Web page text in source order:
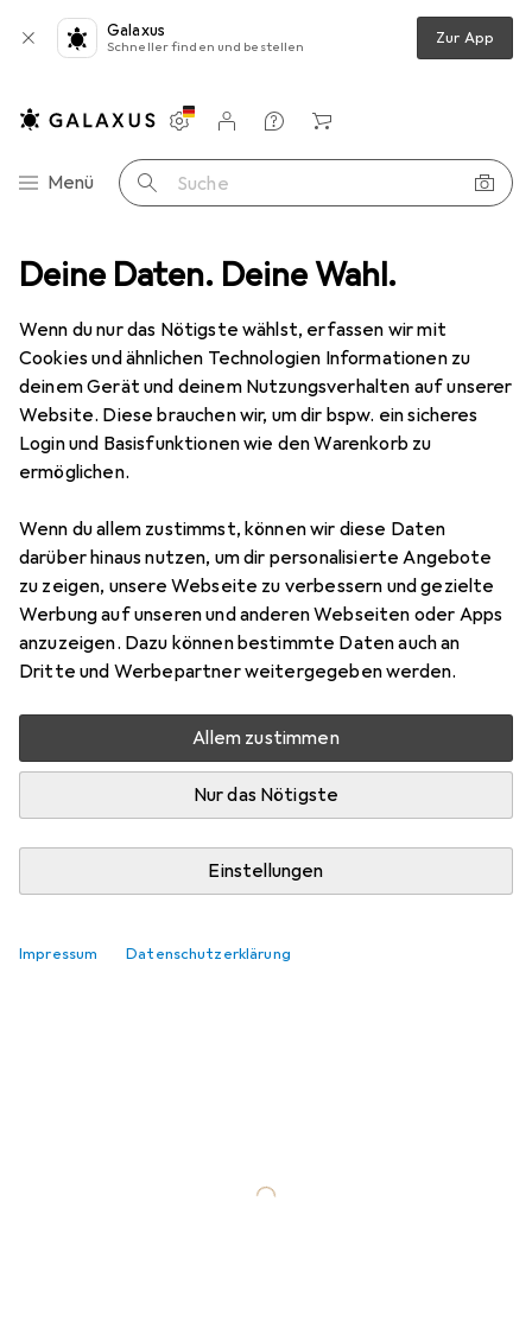
Deine Daten. Deine Wahl.
Wenn du nur das Nötigste wählst, erfassen wir mit
Cookies und ähnlichen Technologien Informationen zu
deinem Gerät und deinem Nutzungsverhalten auf unserer
Website. Diese brauchen wir, um dir bspw. ein sicheres
Login und Basisfunktionen wie den Warenkorb zu
ermöglichen.
Wenn du allem zustimmst, können wir diese Daten
darüber hinaus nutzen, um dir personalisierte Angebote
zu zeigen, unsere Webseite zu verbessern und gezielte
Werbung auf unseren und anderen Webseiten oder Apps
anzuzeigen. Dazu können bestimmte Daten auch an
Dritte und Werbepartner weitergegeben werden.
Allem zustimmen
Nur das Nötigste
Einstellungen
Impressum Datenschutzerklärung
Galaxus
Schneller finden und bestellen Zur App
Navigation nach Kategorien
Menü Suche
Einstellungen
Kundenkonto
Vergleichslisten
Merklisten
Warenkorb
Berogen
Kategorien anzeigen